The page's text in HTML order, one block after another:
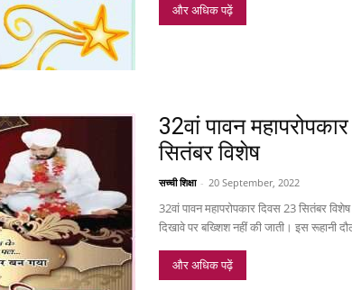
और अधिक पढ़ें
32वां पावन
सितंबर विशेष
सच्ची शिक्षा - 20 September, 2022
32वां पावन महापरोपकार दिवस 23 सितंबर विशेष
दिखावे पर बख्शिश नहीं की जाती। इस रूहानी
और अधिक पढ़ें